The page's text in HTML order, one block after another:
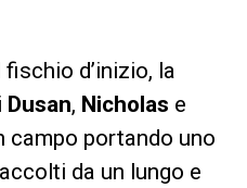
d’inizio, la
Dusan, Nicholas e
portando uno
da un lungo e